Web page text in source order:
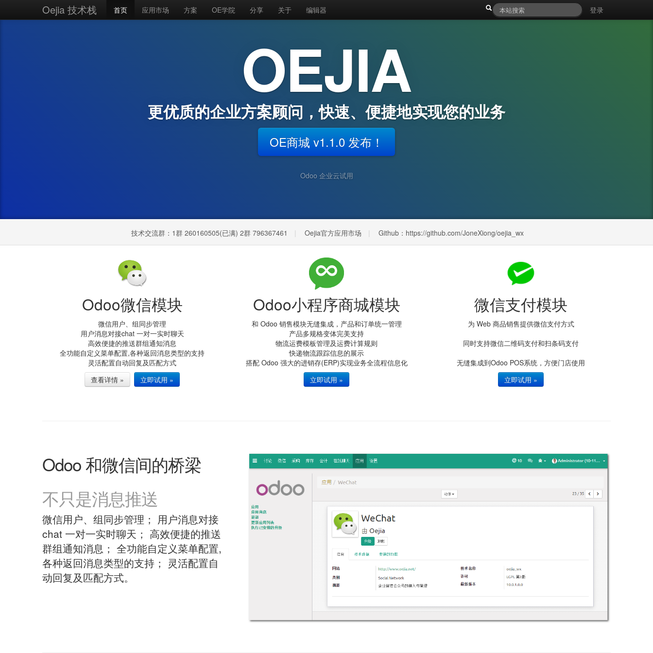
Oejia 技术栈 首页 应用市场 方案 OE学院 分享 关于 编辑器 登录
OEJIA
更优质的企业方案顾问，快速、便捷地实现您的业务
OE商城 v1.1.0 发布！
Odoo 企业云试用
技术交流群： 1群 260160505(已满) 2群 796367461 Oejia官方应用市场 Github：https://github.com/JoneXiong/oejia_wx
Odoo微信模块
微信用户、组同步管理
用户消息对接chat 一对一实时聊天
高效便捷的推送群组通知消息
全功能自定义菜单配置,各种返回消息类型的支持
灵活配置自动回复及匹配方式
查看详情 »
立即试用 »
Odoo小程序商城模块
和 Odoo 销售模块无缝集成，产品和订单统一管理
产品多规格变体完美支持
物流运费模板管理及运费计算规则
快递物流跟踪信息的展示
搭配 Odoo 强大的进销存(ERP)实现业务全流程信息化
立即试用 »
微信支付模块
为 Web 商品销售提供微信支付方式
同时支持微信二维码支付和扫条码支付
无缝集成到Odoo POS系统，方便门店使用
立即试用 »
Odoo 和微信间的桥梁
不只是消息推送
微信用户、组同步管理； 用户消息对接
chat 一对一实时聊天； 高效便捷的推送
群组通知消息； 全功能自定义菜单配置,
各种返回消息类型的支持； 灵活配置自
动回复及匹配方式。